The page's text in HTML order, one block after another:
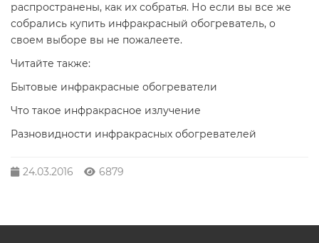
распространены, как их собратья. Но если вы все же
собрались купить инфракрасный обогреватель, о
своем выборе вы не пожалеете.
Читайте также:
Бытовые инфракрасные обогреватели
Что такое инфракрасное излучение
Разновидности инфракрасных обогревателей
24.03.2016 6879